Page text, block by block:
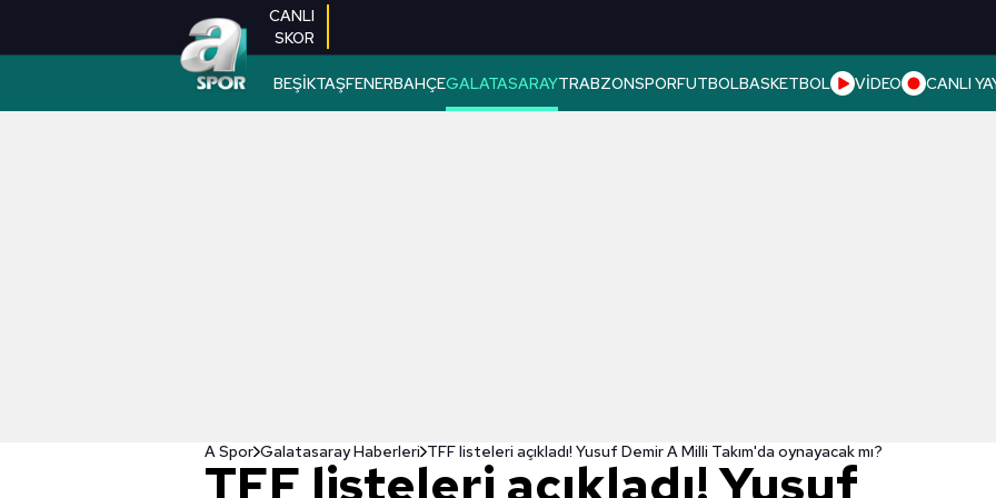
CANLI
SKOR
BEŞİKTAŞFENERBAHÇEGALATASARAYTRABZONSPORFUTBOLBASKETBOL VİDEO CANLI
A Spor Galatasaray Haberleri TFF listeleri açıkladı! Yusuf Demir A Milli Takım'da oynayacak mı?
TFF listeleri açıkladı! Yusuf